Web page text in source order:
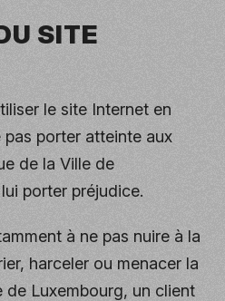
SITE
le site Internet en
porter atteinte aux
de la Ville de
porter préjudice.
à ne pas nuire à la
harceler ou menacer la
de Luxembourg, un client